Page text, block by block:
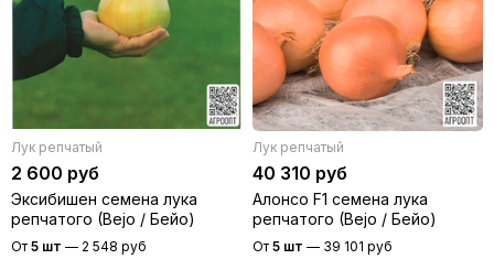
Лук репчатый
2 600 руб
Эксибишен семена лука
репчатого (Bejo / Бейо)
От 5 шт — 2 548 руб
Лук репчатый
40 310 руб
Алонсо F1 семена лука
репчатого (Bejo / Бейо)
От 5 шт — 39 101 руб